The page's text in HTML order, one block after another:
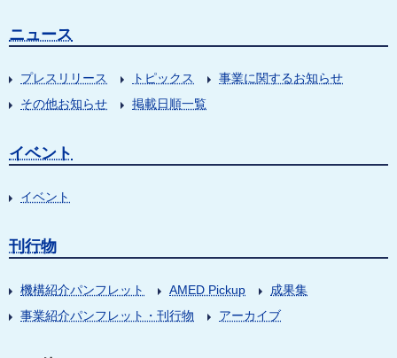
ニュース
プレスリリース トピックス
事業に関するお知らせ
その他お知らせ
掲載日順一覧
イベント
イベント
刊行物
機構紹介パンフレット AMED Pickup
成果集
事業紹介パンフレット・刊行物
アーカイブ